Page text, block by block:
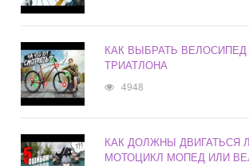
КАК ВЫБРАТЬ
ТРИАТЛОНА
4948
КАК ДОЛЖНЫ ДВИГАТЬСЯ
МОТОЦИКЛ МОПЕД ИЛИ